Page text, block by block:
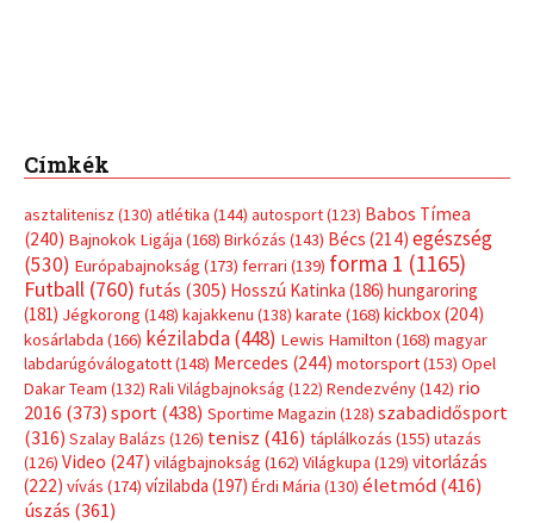
Címkék
asztalitenisz (130) atlétika (144) autosport(123) Babos Tímea
(240) Bajnokok Ligája (168) Birkózás (143) Bécs (214) egészség
(530) Európabajnokság (173) ferrari (139) forma 1 (1165)
Futball (760) futás (305) Hosszú Katinka (186) hungaroring
(181) Jégkorong (148) kajakkenu (138) karate (168) kickbox(204)
kosárlabda (166) kézilabda(448) Lewis Hamilton (168) magyar
labdarúgóválogatott(148) Mercedes (244) motorsport(153) Opel
Dakar Team (132) Rali Világbajnokság (122) Rendezvény(142) rio
2016 (373) sport(438) Sportime Magazin (128) szabadidősport
(316) Szalay Balázs (126) tenisz (416) táplálkozás (155) utazás
(126) Video (247) világbajnokság (162) Világkupa (129) vitorlázás
(222) vívás (174) vízilabda (197) Érdi Mária (130) életmód(416)
úszás (361)